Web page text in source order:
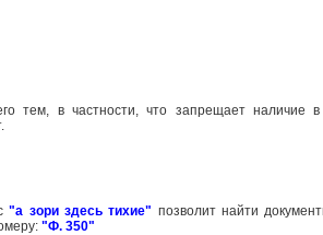
тем, в частности, что запрещает наличие в
"а зори здесь тихие" позволит найти
"Ф. 350"